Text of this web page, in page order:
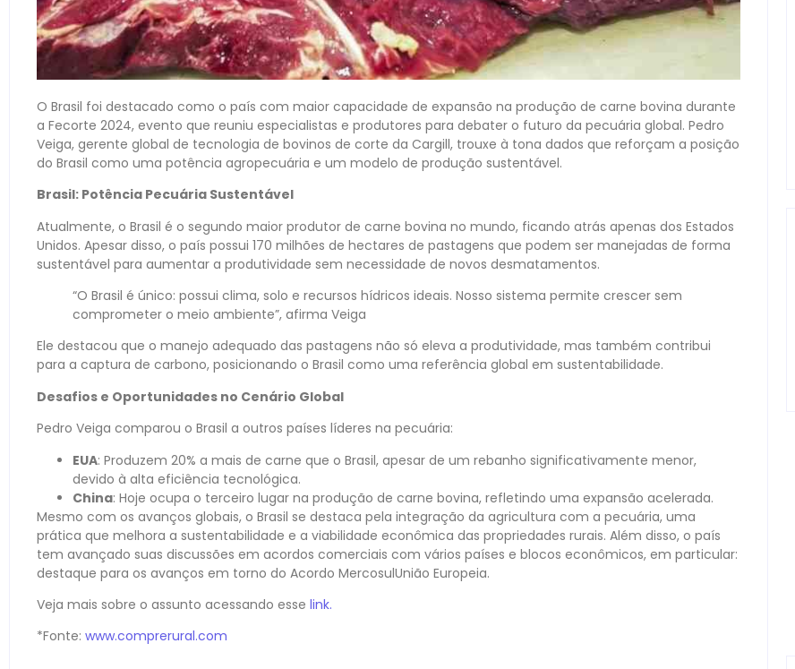
O Brasil foi destacado como o país com maior capacidade de expansão na produção de carne bovina durante
a Fecorte 2024, evento que reuniu especialistas e produtores para debater o futuro da pecuária global. Pedro
Veiga, gerente global de tecnologia de bovinos de corte da Cargill, trouxe à tona dados que reforçam a posição
do Brasil como uma potência agropecuária e um modelo de produção sustentável.
Brasil: Potência Pecuária Sustentável
Atualmente, o Brasil é o segundo maior produtor de carne bovina no mundo, ficando atrás apenas dos Estados
Unidos. Apesar disso, o país possui 170 milhões de hectares de pastagens que podem ser manejadas de forma
sustentável para aumentar a produtividade sem necessidade de novos desmatamentos.
“O Brasil é único: possui clima, solo e recursos hídricos ideais. Nosso sistema permite crescer sem
comprometer o meio ambiente”, afirma Veiga
Ele destacou que o manejo adequado das pastagens não só eleva a produtividade, mas também contribui
para a captura de carbono, posicionando o Brasil como uma referência global em sustentabilidade.
Desafios e Oportunidades no Cenário Global
Pedro Veiga comparou o Brasil a outros países líderes na pecuária:
EUA: Produzem 20% a mais de carne que o Brasil, apesar de um rebanho significativamente menor,
devido à alta eficiência tecnológica.
China: Hoje ocupa o terceiro lugar na produção de carne bovina, refletindo uma expansão acelerada.
Mesmo com os avanços globais, o Brasil se destaca pela integração da agricultura com a pecuária, uma
prática que melhora a sustentabilidade e a viabilidade econômica das propriedades rurais. Além disso, o país
tem avançado suas discussões em acordos comerciais com vários países e blocos econômicos, em particular:
destaque para os avanços em torno do Acordo MercosulUnião Europeia.
Veja mais sobre o assunto acessando esse link.
*Fonte: www.comprerural.com